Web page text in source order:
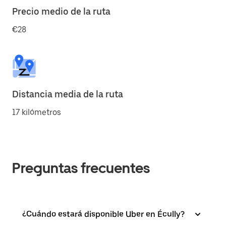
Precio medio de la ruta
€28
Distancia media de la ruta
17 kilómetros
Preguntas frecuentes
¿Cuándo estará disponible Uber en Écully?